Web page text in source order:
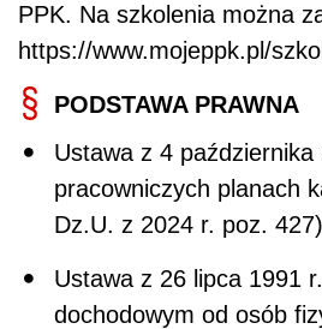
PPK. Na szkolenia można
https://www.mojeppk.pl/
PODSTAWA PRAWNA
Ustawa z 4 października
pracowniczych planach
Dz.U. z 2024 r. poz.
Ustawa z 26 lipca 1991
dochodowym od osób